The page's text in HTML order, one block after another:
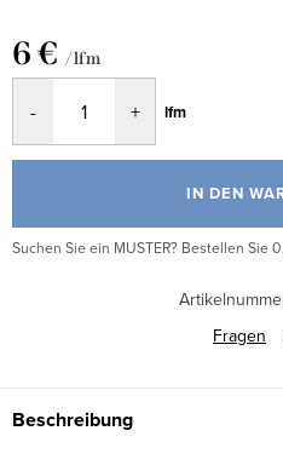
6 € / lfm
lfm
IN DEN
Suchen Sie ein MUSTER? Bestellen Sie
Fragen
Beschreibung